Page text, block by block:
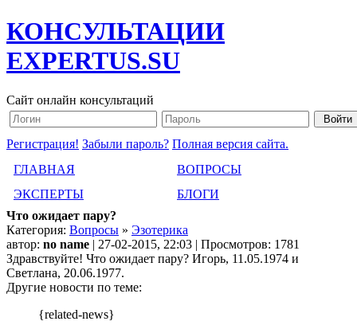
КОНСУЛЬТАЦИИ
EXPERTUS.SU
Сайт онлайн консультаций
Регистрация! Забыли пароль? Полная версия сайта.
ГЛАВНАЯ
ВОПРОСЫ
ЭКСПЕРТЫ
БЛОГИ
Что ожидает пару?
Категория: Вопросы » Эзотерика
автор: no name | 27-02-2015, 22:03 | Просмотров: 1781
Здравствуйте! Что ожидает пару? Игорь, 11.05.1974 и
Светлана, 20.06.1977.
Другие новости по теме:
{related-news}